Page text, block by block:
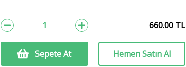
660.00TL
Sepete At Hemen Satın Al